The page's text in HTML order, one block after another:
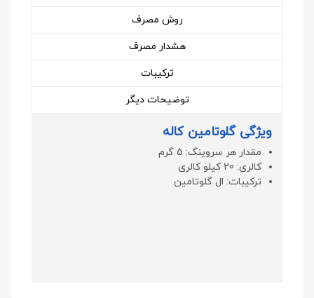
روش مصرف
هشدار مصرف
ترکیبات
توضیحات دیگر
ویژگی گلوتامین کاله
مقدار هر سروینگ: 5 گرم
کالری: 20 کیلو کالری
ترکیبات: ال گلوتامین